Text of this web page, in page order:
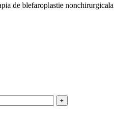
de blefaroplastie